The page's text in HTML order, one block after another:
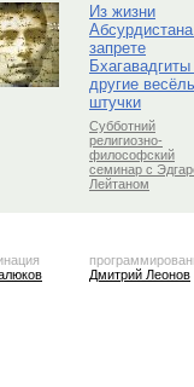
Из жизни
запрете
Бхагавадгиты
другие
штучки
Субботний
религиозно-
философский
семинар с
Лейтаном
Дмитрий Леонов